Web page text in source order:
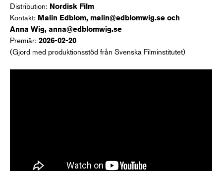
Distribution: Nordisk Film
Kontakt: Malin Edblom, malin@edblomwig.se och
Anna Wig, anna@edblomwig.se
Premiär: 2026-02-20
(Gjord med produktionsstöd från Svenska Filminstitutet)